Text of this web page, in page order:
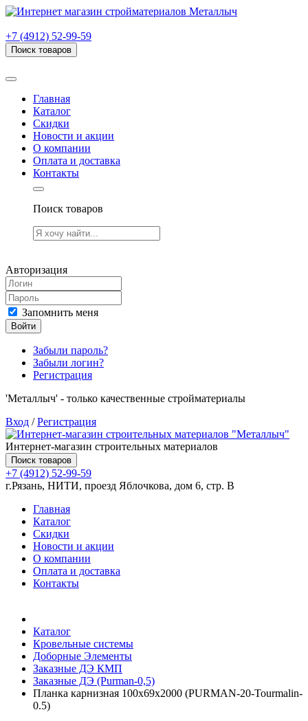
+7 (4912) 52-99-59
Поиск товаров
Главная
Каталог
Скидки
Новости и акции
О компании
Оплата и доставка
Контакты
Поиск товаров
Авторизация
Запомнить меня
Войти
Забыли пароль?
Забыли логин?
Регистрация
'Металлыч' - только качественные стройматериалы
Вход /Регистрация
Интернет-магазин строительных материалов
Поиск товаров
+7 (4912) 52-99-59
г.Рязань, НИТИ, проезд Яблочкова, дом 6, стр. В
Главная
Каталог
Скидки
Новости и акции
О компании
Оплата и доставка
Контакты
Каталог
Кровельные системы
Доборные Элементы
Заказные ДЭ КМП
Заказные ДЭ (Purman-0,5)
Планка карнизная 100х69х2000 (PURMAN-20-Tourmalin-
0.5)